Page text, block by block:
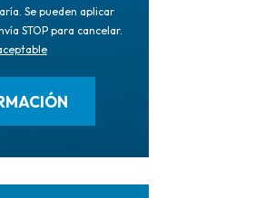
Se pueden aplicar
STOP para cancelar.